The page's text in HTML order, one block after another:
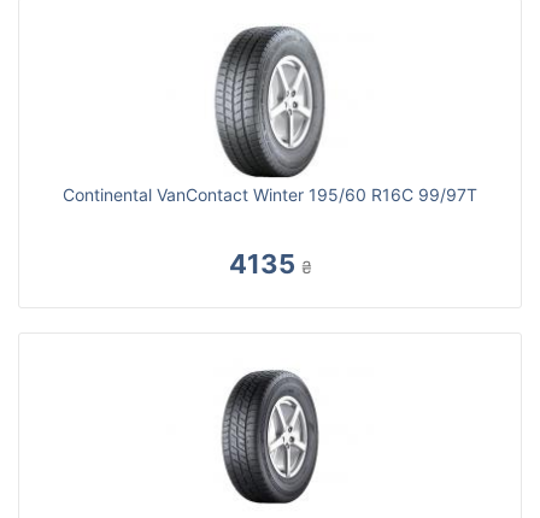
Continental VanContact Winter 195/60 R16C 99/97T
4135 ₴